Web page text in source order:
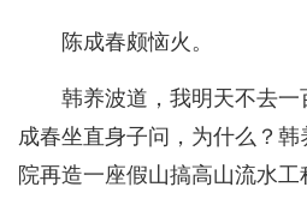
陈成春颇恼火。
韩养波道，我明天不去
成春坐直身子问，为什么？
院再造一座假山搞高山流水